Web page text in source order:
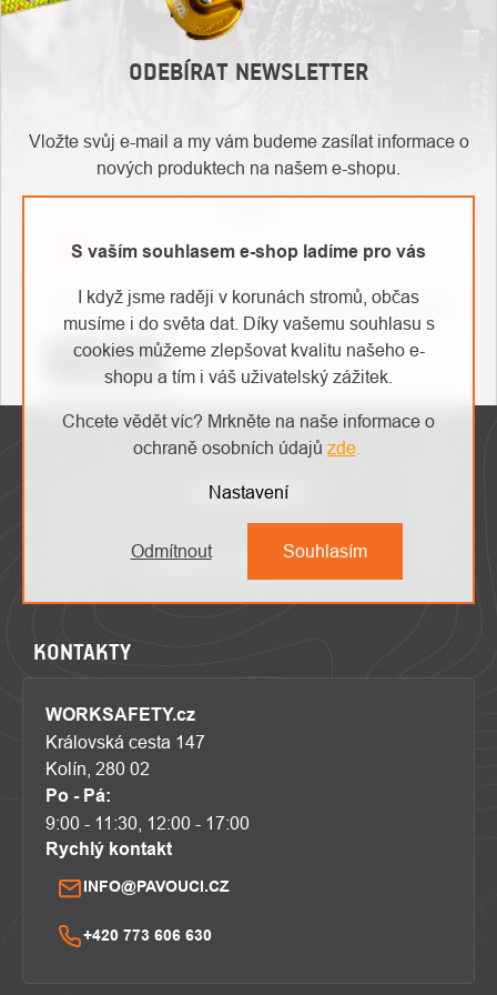
S vaším souhlasem e-shop ladíme pro vás
I když jsme raději v korunách stromů, občas
musíme i do světa dat. Díky vašemu souhlasu s
cookies můžeme zlepšovat kvalitu našeho e-
shopu a tím i váš uživatelský zážitek.
Chcete vědět víc? Mrkněte na naše informace o
ochraně osobních údajů zde.
Nastavení
Odmítnout Souhlasím
O
nás
ODEBÍRAT NEWSLETTER
Vložte svůj e-mail a my vám budeme zasílat informace o
nových produktech na našem e-shopu.
Vložením e-mailu souhlasíte s podmínkami ochrany osobních údajů
Přihlásit se
ZÁPATÍ
INSTAGRAM
KONTAKTY
WORKSAFETY.cz
Královská cesta 147
Kolín, 280 02
Po - Pá:
9:00 - 11:30, 12:00 - 17:00
Rychlý kontakt
INFO@PAVOUCI.CZ
+420 773 606 630